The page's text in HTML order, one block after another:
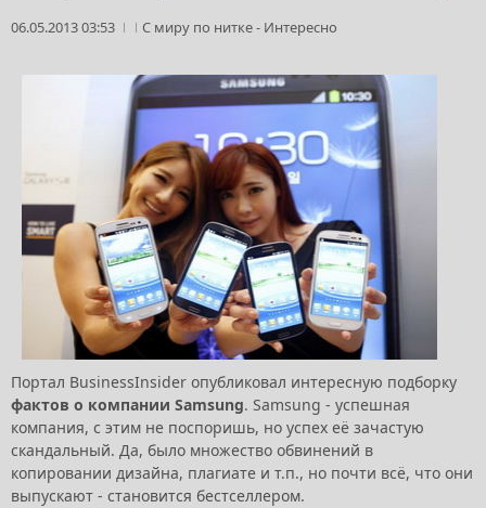
06.05.2013 03:53 С миру по нитке- Интересно
Портал BusinessInsider опубликовал интересную подборку
фактов о компании Samsung. Samsung - успешная
компания, с этим не поспоришь, но успех её зачастую
скандальный. Да, было множество обвинений в
копировании дизайна, плагиате и т.п., но почти всё, что они
выпускают - становится бестселлером.